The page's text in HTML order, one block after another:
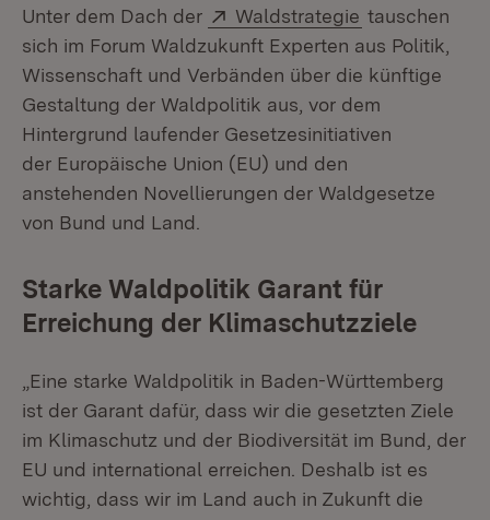
Unter dem Dach der Extern:
Waldstrategie (Öffnet in
tauschen
sich im Forum Waldzukunft Experten aus Politik,
Wissenschaft und Verbänden über die künftige
Gestaltung der Waldpolitik aus, vor dem
Hintergrund laufender Gesetzesinitiativen
der Europäische Union (EU) und den
anstehenden Novellierungen der Waldgesetze
von Bund und Land.
Starke Waldpolitik Garant für
Erreichung der Klimaschutzziele
„Eine starke Waldpolitik in Baden-Württemberg
ist der Garant dafür, dass wir die gesetzten Ziele
im Klimaschutz und der Biodiversität im Bund, der
EU und international erreichen. Deshalb ist es
wichtig, dass wir im Land auch in Zukunft die